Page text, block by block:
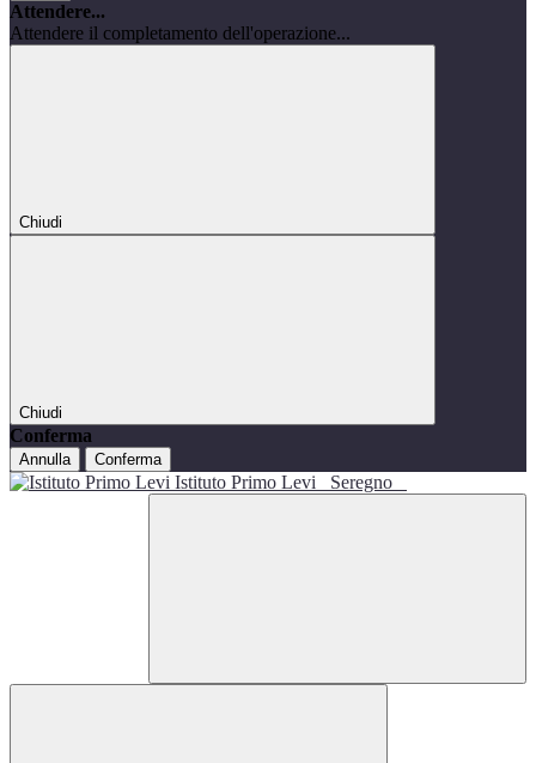
Attendere...
Attendere il completamento dell'operazione...
Chiudi
Chiudi
Conferma
Annulla Conferma
Istituto Primo Levi Seregno